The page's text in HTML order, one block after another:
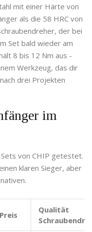
mit einer Härte von
als die 58 HRC von
der bei
Set bald wieder am
8 bis 12 Nm aus -
Werkzeug, das dir
drei Projekten
im
von CHIP getestet.
klaren Sieger, aber
Preis
Qualität